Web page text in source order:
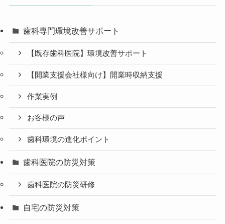
歯科専門環境改善サポート
【既存歯科医院】環境改善サポート
【開業支援会社様向け】開業時収納支援
作業実例
お客様の声
歯科環境の進化ポイント
歯科医院の防災対策
歯科医院の防災研修
自宅の防災対策